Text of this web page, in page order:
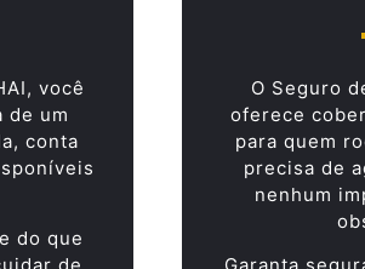
você
de um
conta
do que
O Seguro
oferece
para quem
precisa de
nenhum